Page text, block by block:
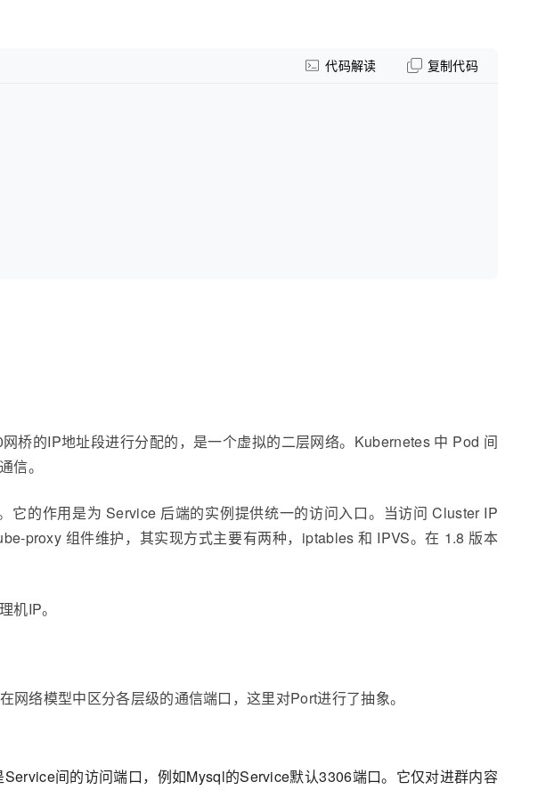
代码解读 复制代码
桥的IP地址段进行分配的，是一个虚拟的二层网络。Kubernetes 中 Pod 间
信。
的作用是为 Service 后端的实例提供统一的访问入口。当访问 Cluster IP
proxy 组件维护，其实现方式主要有两种，iptables 和 IPVS。在 1.8 版本
机IP。
络模型中区分各层级的通信端口，这里对Port进行了抽象。
间的访问端口，例如Mysql的Service默认3306端口。它仅对进群内容